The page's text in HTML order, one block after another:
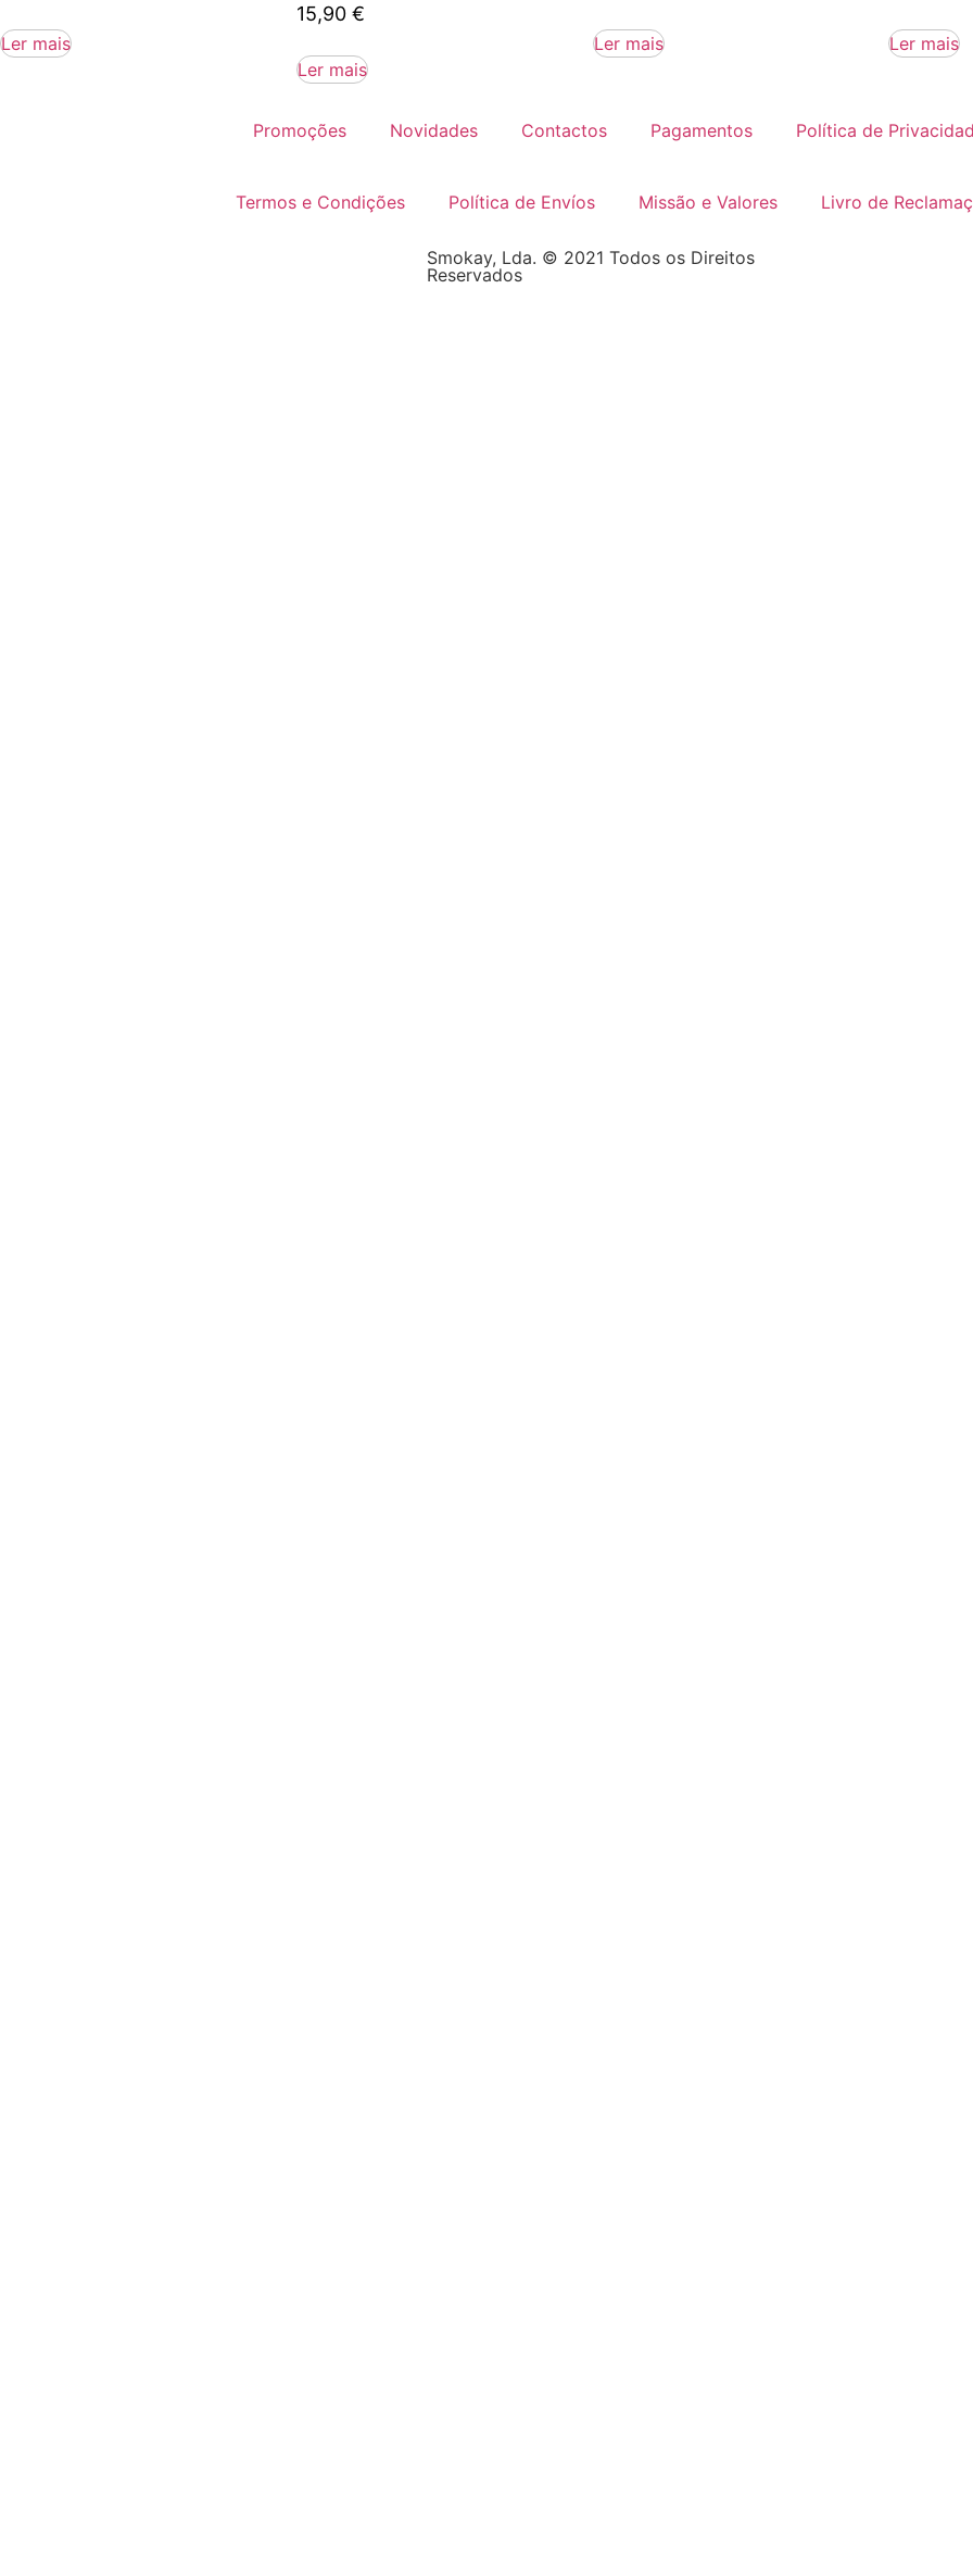
Ler mais
15,90 €
Ler mais
Ler mais Ler mais
Promoções Novidades Contactos Pagamentos Política de
Termos e Condições Política de Envíos Missão e Valores Livro de
Smokay, Lda. © 2021 Todos os Direitos
Reservados